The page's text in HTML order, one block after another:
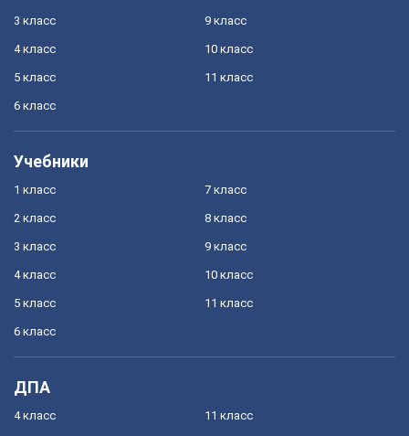
3 класс
4 класс
5 класс
6 класс
9 класс
10 класс
11 класс
Учебники
1 класс
2 класс
3 класс
4 класс
5 класс
6 класс
7 класс
8 класс
9 класс
10 класс
11 класс
ДПА
4 класс 11 класс